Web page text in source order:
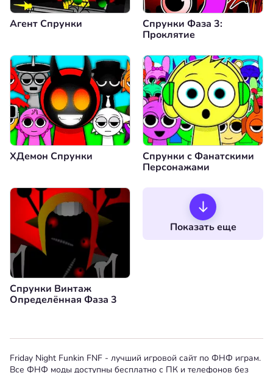
Агент Спрунки
Спрунки Фаза 3:
Проклятие
XДемон Спрунки
Спрунки с Фанатскими
Персонажами
Спрунки Винтаж
Определённая Фаза 3
Показать еще
Friday Night Funkin FNF - лучший игровой сайт по ФНФ играм.
Все ФНФ моды доступны бесплатно с ПК и телефонов без